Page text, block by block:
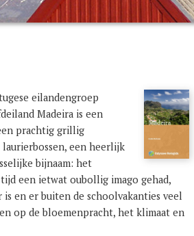
eilandengroep
Madeira is een
prachtig grillig
een heerlijk
bijnaam: het
een ietwat oubollig imago gehad,
en er buiten de schoolvakanties veel
op de bloemenpracht, het klimaat en